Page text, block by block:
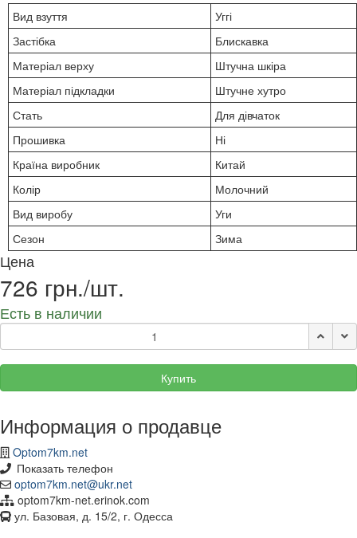
Вид взуття
Уггі
Застібка
Блискавка
Матеріал верху
Штучна шкіра
Матеріал підкладки
Штучне хутро
Стать
Для дівчаток
Прошивка
Ні
Країна виробник
Китай
Колір
Молочний
Вид виробу
Уги
Сезон
Зима
Цена
726 грн./шт.
Есть в наличии
Купить
Информация о продавце
Optom7km.net
Показать телефон
optom7km.net@ukr.net
optom7km-net.erinok.com
ул. Базовая, д. 15/2, г. Одесса